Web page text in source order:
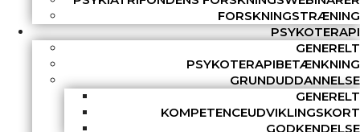
FORSKNINGSTRÆNING
PSYKOTERAPI
GENERELT
PSYKOTERAPIBETÆNKNING
GRUNDUDDANNELSE
GENERELT
KOMPETENCEUDVIKLINGSKORT
GODKENDELSE